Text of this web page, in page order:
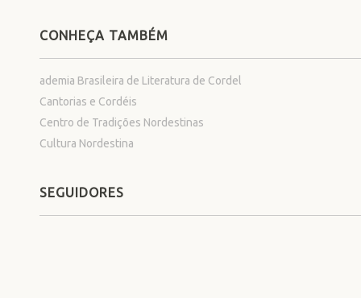
CONHEÇA TAMBÉM
ademia Brasileira de Literatura de Cordel
Cantorias e Cordéis
Centro de Tradições Nordestinas
Cultura Nordestina
SEGUIDORES